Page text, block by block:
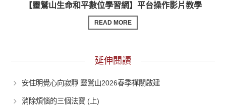
【靈鷲山生命和平數位學習網】平台操作影片教學
READ MORE
延伸閱讀
安住明覺心向寂靜 靈鷲山2026春季禪關啟建
消除煩惱的三個法寶 (上)